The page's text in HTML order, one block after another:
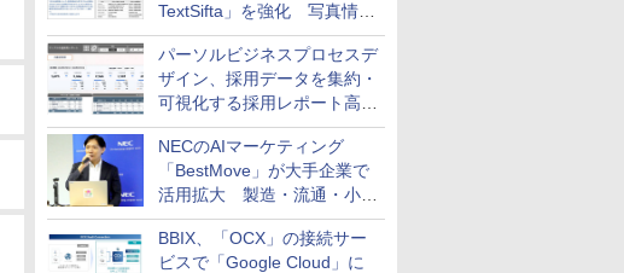
TextSifta」を強化 写真情報
のデータ化などに対応
パーソルビジネスプロセスデ
ザイン、採用データを集約・
可視化する採用レポート高速
化サービスを提供
NECのAIマーケティング
「BestMove」が大手企業で
活用拡大 製造・流通・小売
企業・広告代理店などが実装
フェーズへ
BBIX、「OCX」の接続サー
ビスで「Google Cloud」に